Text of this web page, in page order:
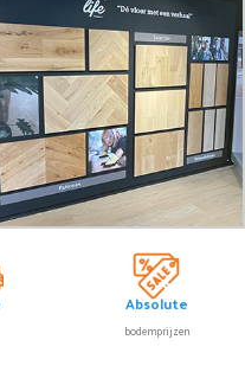
Absolute
bodemprijzen